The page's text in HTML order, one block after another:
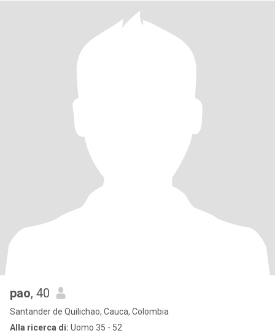
pao, 40
Santander de Quilichao, Cauca, Colombia
Alla ricerca di: Uomo 35 - 52